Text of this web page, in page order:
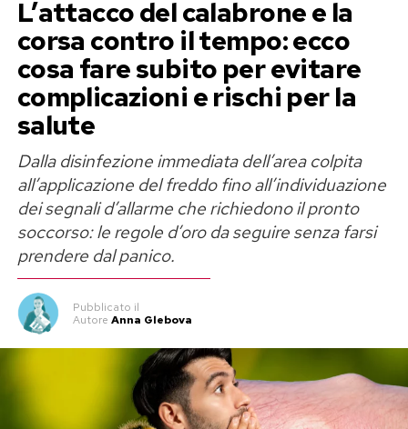
L’attacco del calabrone e la
corsa contro il tempo: ecco
cosa fare subito per evitare
complicazioni e rischi per la
salute
Dalla disinfezione immediata dell’area colpita
all’applicazione del freddo fino all’individuazione
dei segnali d’allarme che richiedono il pronto
soccorso: le regole d’oro da seguire senza farsi
prendere dal panico.
Pubblicato il
Autore Anna Glebova